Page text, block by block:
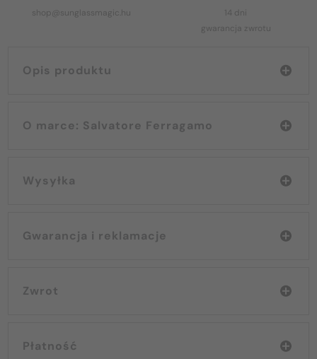
shop@sunglassmagic.hu
14 dni
gwarancja zwrotu
Opis produktu
O marce: Salvatore Ferragamo
Wysyłka
Gwarancja i reklamacje
Zwrot
Płatność